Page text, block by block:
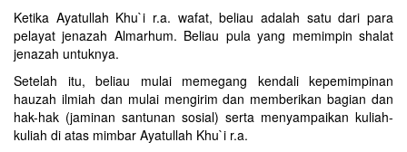
Ketika Ayatullah Khu`i r.a. wafat, beliau adalah satu dari para
pelayat jenazah Almarhum. Beliau pula yang memimpin shalat
jenazah untuknya.
Setelah itu, beliau mulai memegang kendali kepemimpinan
hauzah ilmiah dan mulai mengirim dan memberikan bagian dan
hak-hak (jaminan santunan sosial) serta menyampaikan kuliah-
kuliah di atas mimbar Ayatullah Khu`i r.a.